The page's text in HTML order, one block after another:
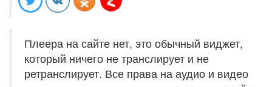
Плеера на сайте нет, это обычный виджет,
который ничего не транслирует и не
ретранслирует. Все права на аудио и видео